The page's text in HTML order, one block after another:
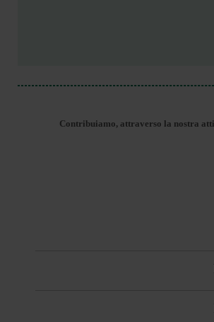
Contribuiamo, attraverso la nostra